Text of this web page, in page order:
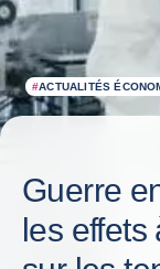
#ACTUALITÉS
Guerre
les effets